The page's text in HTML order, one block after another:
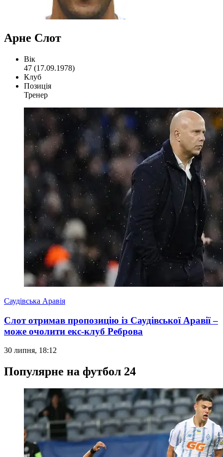
Арне Слот
Вік
47 (17.09.1978)
Клуб
Позиція
Тренер
Саудівська Аравія
Слот отримав пропозицію із Саудівської Аравії –
може очолити екс-клуб Реброва
30 липня, 18:12
Популярне на футбол 24